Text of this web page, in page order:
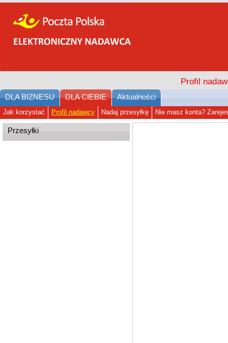
Profil
DLA BIZNESU DLA CIEBIE Aktualności
Jak korzystać Profil nadawcy Nadaj przesyłkę Nie masz konta?
Przesyłki